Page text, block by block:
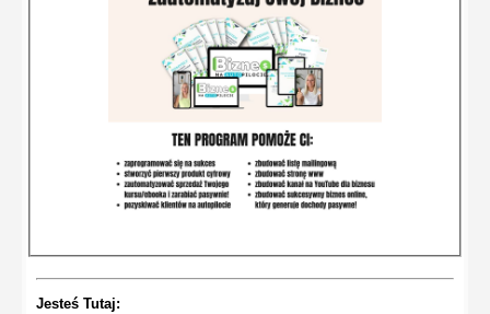
Jesteś Tutaj: